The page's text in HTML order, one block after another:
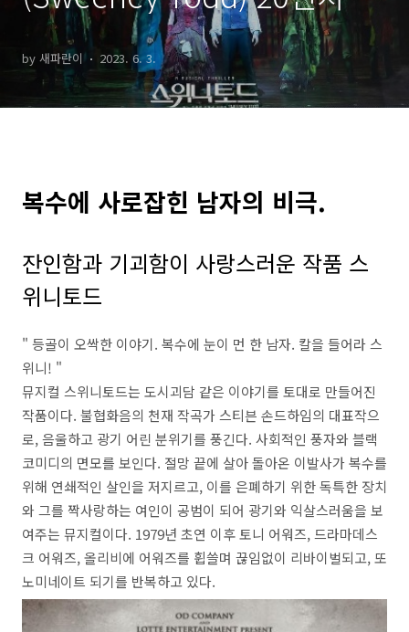
덕의 후기 추천 좌석
by 새파란이 2023. 6. 3.
복수에 사로잡힌 남자의 비극.
잔인함과 기괴함이 사랑스러운 작품 스
위니토드
" 등골이 오싹한 이야기. 복수에 눈이 먼 한 남자. 칼을 들어라 스
위니! "
뮤지컬 스위니토드는 도시괴담 같은 이야기를 토대로 만들어진
작품이다. 불협화음의 천재 작곡가 스티븐 손드하임의 대표작으
로, 음울하고 광기 어린 분위기를 풍긴다. 사회적인 풍자와 블랙
코미디의 면모를 보인다. 절망 끝에 살아 돌아온 이발사가 복수를
위해 연쇄적인 살인을 저지르고, 이를 은폐하기 위한 독특한 장치
와 그를 짝사랑하는 여인이 공범이 되어 광기와 익살스러움을 보
여주는 뮤지컬이다. 1979년 초연 이후 토니 어워즈, 드라마데스
크 어워즈, 올리비에 어워즈를 휩쓸며 끊임없이 리바이벌되고, 또
노미네이트 되기를 반복하고 있다.